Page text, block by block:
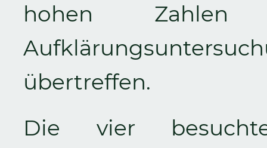
hohen Zahlen
übertreffen.
Die vier